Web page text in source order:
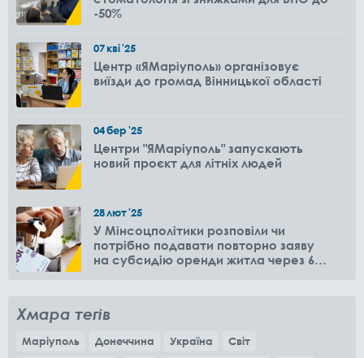
-50%
07кві'25
Центр «ЯМаріуполь» організовує
виїзди до громад Вінницької області
04бер'25
Центри "ЯМаріуполь" запускають
новий проєкт для літніх людей
28лют'25
У Мінсоцполітики розповіли чи
потрібно подавати повторно заяву
на субсидію оренди житла через 6
Хмара тегів
Маріуполь Донеччина Україна
Світ